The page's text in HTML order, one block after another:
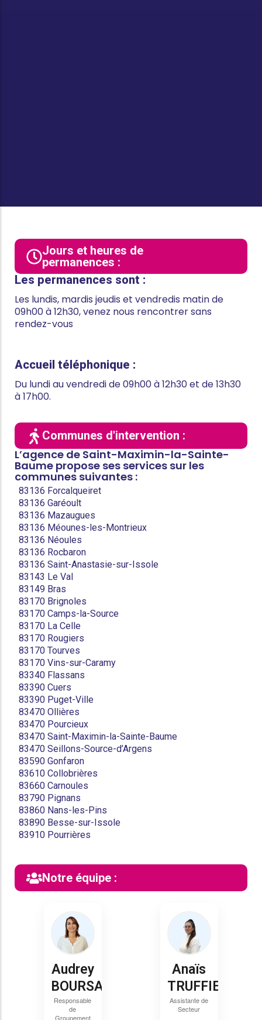
Jours et heures de
permanences :
Les permanences sont :
Les lundis, mardis jeudis et vendredis matin de
09h00 à 12h30, venez nous rencontrer sans
rendez-vous
Accueil téléphonique :
Du lundi au vendredi de 09h00 à 12h30 et de 13h30
à 17h00.
Communes d'intervention :
L’agence de Saint-Maximin-la-Sainte-
Baume propose ses services sur les
communes suivantes :
83136 Forcalqueiret
83136 Garéoult
83136 Mazaugues
83136 Méounes-les-Montrieux
83136 Néoules
83136 Rocbaron
83136 Saint-Anastasie-sur-Issole
83143 Le Val
83149 Bras
83170 Brignoles
83170 Camps-la-Source
83170 La Celle
83170 Rougiers
83170 Tourves
83170 Vins-sur-Caramy
83340 Flassans
83390 Cuers
83390 Puget-Ville
83470 Ollières
83470 Pourcieux
83470 Saint-Maximin-la-Sainte-Baume
83470 Seillons-Source-d’Argens
83590 Gonfaron
83610 Collobrières
83660 Carnoules
83790 Pignans
83860 Nans-les-Pins
83890 Besse-sur-Issole
83910 Pourrières
Notre équipe :
Audrey
BOURSAUD
Responsable
de
Groupement
Anaïs
TRUFFIER
Assistante de
Secteur